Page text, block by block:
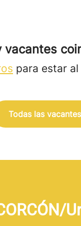
vacantes
para estar
Todas las vacantes